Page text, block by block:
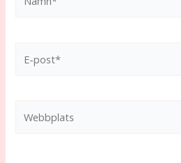
post*